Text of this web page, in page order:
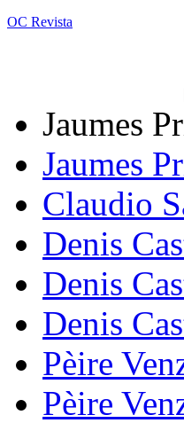
OC Revista
Jaumes
Jaumes
Claudio
Denis
Denis
Denis
Pèire
Pèire